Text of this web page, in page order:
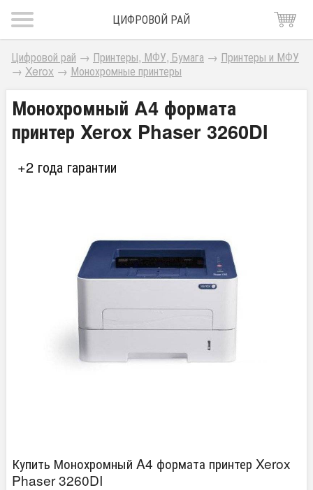
ЦИФРОВОЙ РАЙ
Цифровой рай → Принтеры, МФУ, Бумага → Принтеры и МФУ
→ Xerox → Монохромные принтеры
Монохромный A4 формата
принтер Xerox Phaser 3260DI
+2 года гарантии
Купить Монохромный A4 формата принтер Xerox
Phaser 3260DI